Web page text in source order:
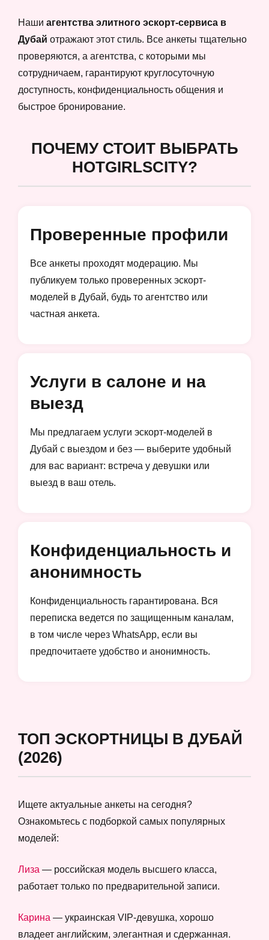
Наши агентства элитного эскорт-сервиса в
Дубай отражают этот стиль. Все анкеты тщательно
проверяются, а агентства, с которыми мы
сотрудничаем, гарантируют круглосуточную
доступность, конфиденциальность общения и
быстрое бронирование.
ПОЧЕМУ СТОИТ ВЫБРАТЬ
HOTGIRLSCITY?
Проверенные профили
Все анкеты проходят модерацию. Мы
публикуем только проверенных эскорт-
моделей в Дубай, будь то агентство или
частная анкета.
Услуги в салоне и на
выезд
Мы предлагаем услуги эскорт-моделей в
Дубай с выездом и без — выберите удобный
для вас вариант: встреча у девушки или
выезд в ваш отель.
Конфиденциальность и
анонимность
Конфиденциальность гарантирована. Вся
переписка ведется по защищенным каналам,
в том числе через WhatsApp, если вы
предпочитаете удобство и анонимность.
ТОП ЭСКОРТНИЦЫ В ДУБАЙ
(2026)
Ищете актуальные анкеты на сегодня?
Ознакомьтесь с подборкой самых популярных
моделей:
Лиза — российская модель высшего класса,
работает только по предварительной записи.
Карина — украинская VIP-девушка, хорошо
владеет английским, элегантная и сдержанная.